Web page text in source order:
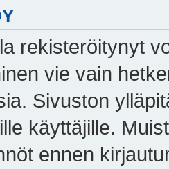
rekisteröitynyt
vie vain
Sivuston
käyttäjille.
ennen